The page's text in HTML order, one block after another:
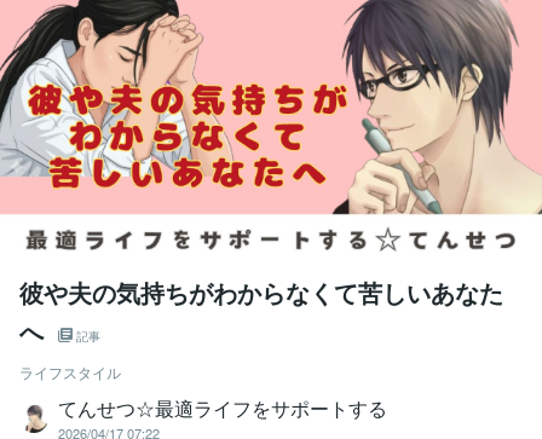
彼や夫の気持ちがわからなくて苦しいあなた
へ
記事
ライフスタイル
てんせつ☆最適ライフをサポートする
2026/04/17 07:22